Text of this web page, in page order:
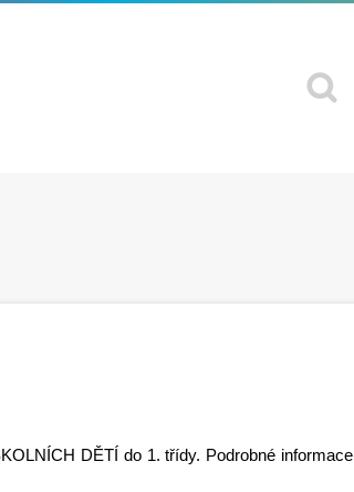
DĚTÍ do 1. třídy. Podrobné informace